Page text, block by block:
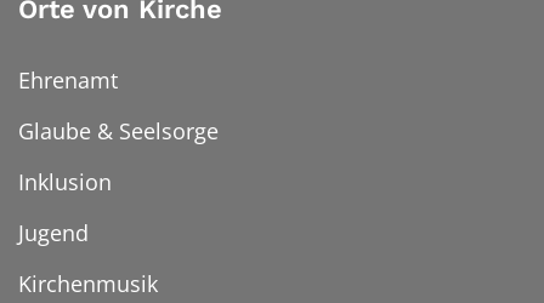
Orte von Kirche
Ehrenamt
Glaube & Seelsorge
Inklusion
Jugend
Kirchenmusik